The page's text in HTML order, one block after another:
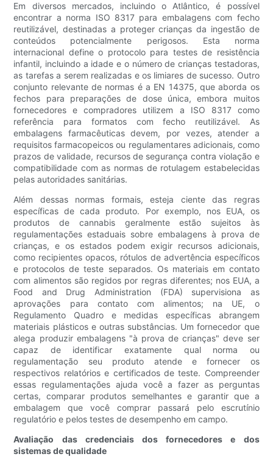
Em diversos mercados, incluindo o Atlântico, é possível
encontrar a norma ISO 8317 para embalagens com fecho
reutilizável, destinadas a proteger crianças da ingestão de
conteúdos potencialmente perigosos. Esta norma
internacional define o protocolo para testes de resistência
infantil, incluindo a idade e o número de crianças testadoras,
as tarefas a serem realizadas e os limiares de sucesso. Outro
conjunto relevante de normas é a EN 14375, que aborda os
fechos para preparações de dose única, embora muitos
fornecedores e compradores utilizem a ISO 8317 como
referência para formatos com fecho reutilizável. As
embalagens farmacêuticas devem, por vezes, atender a
requisitos farmacopeicos ou regulamentares adicionais, como
prazos de validade, recursos de segurança contra violação e
compatibilidade com as normas de rotulagem estabelecidas
pelas autoridades sanitárias.
Além dessas normas formais, esteja ciente das regras
específicas de cada produto. Por exemplo, nos EUA, os
produtos de cannabis geralmente estão sujeitos às
regulamentações estaduais sobre embalagens à prova de
crianças, e os estados podem exigir recursos adicionais,
como recipientes opacos, rótulos de advertência específicos
e protocolos de teste separados. Os materiais em contato
com alimentos são regidos por regras diferentes; nos EUA, a
Food and Drug Administration (FDA) supervisiona as
aprovações para contato com alimentos; na UE, o
Regulamento Quadro e medidas específicas abrangem
materiais plásticos e outras substâncias. Um fornecedor que
alega produzir embalagens "à prova de crianças" deve ser
capaz de identificar exatamente qual norma ou
regulamentação seu produto atende e fornecer os
respectivos relatórios e certificados de teste. Compreender
essas regulamentações ajuda você a fazer as perguntas
certas, comparar produtos semelhantes e garantir que a
embalagem que você comprar passará pelo escrutínio
regulatório e pelos testes de desempenho em campo.
Avaliação das credenciais dos fornecedores e dos
sistemas de qualidade